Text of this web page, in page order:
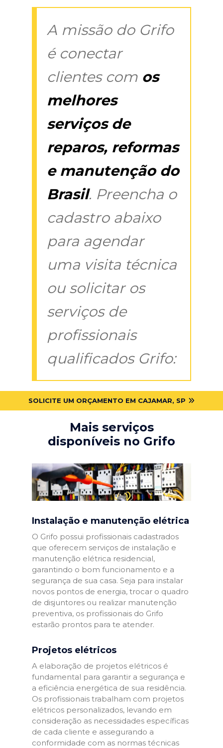
A missão do Grifo
é conectar
clientes com os
melhores
serviços de
reparos, reformas
e manutenção do
Brasil. Preencha o
cadastro abaixo
para agendar
uma visita técnica
ou solicitar os
serviços de
profissionais
qualificados Grifo:
SOLICITE UM ORÇAMENTO EM CAJAMAR, SP
Mais serviços
disponíveis no Grifo
Instalação e manutenção elétrica
O Grifo possui profissionais cadastrados
que oferecem serviços de instalação e
manutenção elétrica residencial,
garantindo o bom funcionamento e a
segurança de sua casa. Seja para instalar
novos pontos de energia, trocar o quadro
de disjuntores ou realizar manutenção
preventiva, os profissionais do Grifo
estarão prontos para te atender.
Projetos elétricos
A elaboração de projetos elétricos é
fundamental para garantir a segurança e
a eficiência energética de sua residência.
Os profissionais trabalham com projetos
elétricos personalizados, levando em
consideração as necessidades específicas
de cada cliente e assegurando a
conformidade com as normas técnicas